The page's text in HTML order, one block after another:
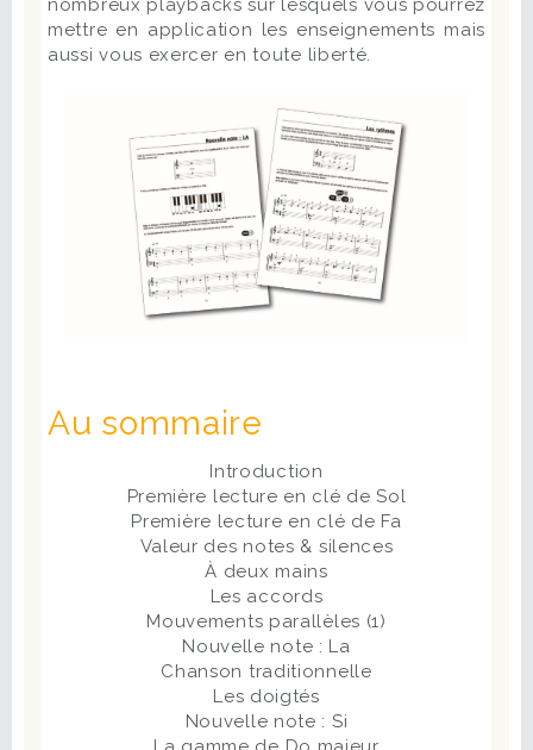
nombreux playbacks sur lesquels vous pourrez
mettre en application les enseignements mais
aussi vous exercer en toute liberté.
Au sommaire
Introduction
Première lecture en clé de Sol
Première lecture en clé de Fa
Valeur des notes & silences
À deux mains
Les accords
Mouvements parallèles (1)
Nouvelle note : La
Chanson traditionnelle
Les doigtés
Nouvelle note : Si